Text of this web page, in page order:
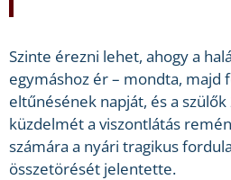
Szinte érezni lehet, ahogy a
egymáshoz ér – mondta, majd
eltűnésének napját, és a
küzdelmét a viszontlátás
számára a nyári tragikus
összetörését jelentette.